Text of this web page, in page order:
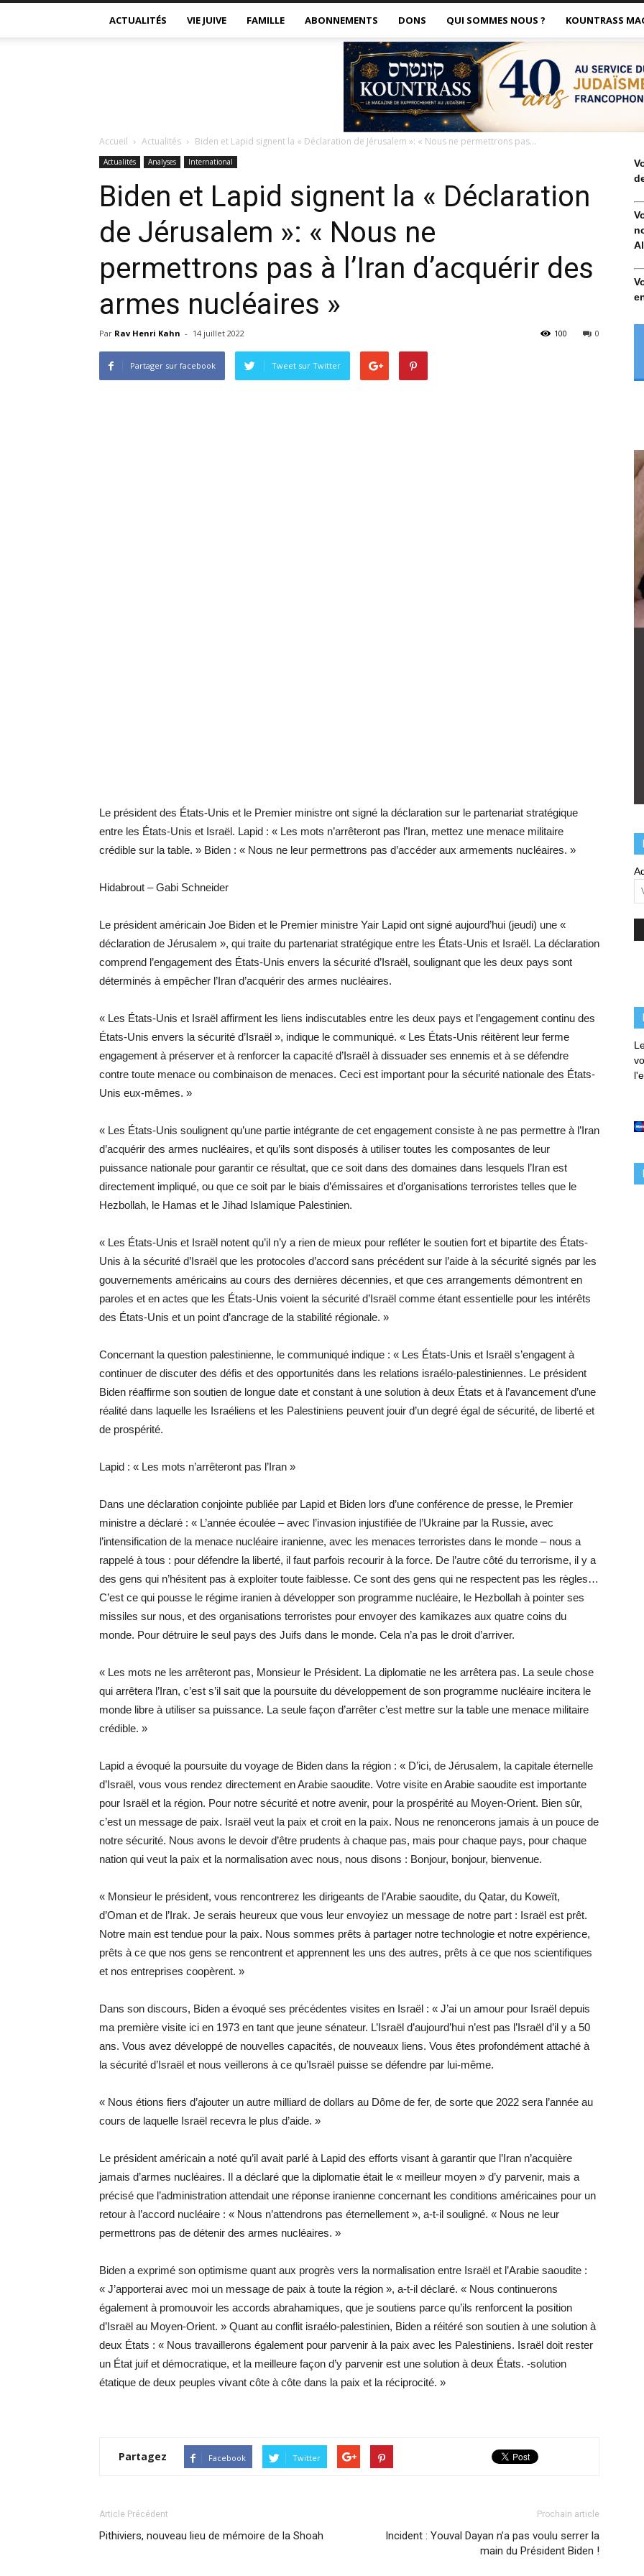
ACTUALITÉS VIE JUIVE FAMILLE ABONNEMENTS DONS QUI SOMMES NOUS ? KOUNTRASS
Accueil Actualités Biden et Lapid signent la « Déclaration de Jérusalem »: « Nous ne permettrons pas...
Actualités Analyses International
Biden et Lapid signent la « Déclaration
de Jérusalem »: « Nous ne
permettrons pas à l’Iran d’acquérir des
armes nucléaires »
Par Rav Henri Kahn - 14 juillet 2022 0
100
Partager sur facebook Tweet sur Twitter
Le président des États-Unis et le Premier ministre ont signé la déclaration sur le partenariat stratégique
entre les États-Unis et Israël. Lapid : « Les mots n’arrêteront pas l’Iran, mettez une menace militaire
crédible sur la table. » Biden : « Nous ne leur permettrons pas d’accéder aux armements nucléaires. »
Hidabrout – Gabi Schneider
Le président américain Joe Biden et le Premier ministre Yair Lapid ont signé aujourd’hui (jeudi) une «
déclaration de Jérusalem », qui traite du partenariat stratégique entre les États-Unis et Israël. La déclaration
comprend l’engagement des États-Unis envers la sécurité d’Israël, soulignant que les deux pays sont
déterminés à empêcher l’Iran d’acquérir des armes nucléaires.
« Les États-Unis et Israël affirment les liens indiscutables entre les deux pays et l’engagement continu des
États-Unis envers la sécurité d’Israël », indique le communiqué. « Les États-Unis réitèrent leur ferme
engagement à préserver et à renforcer la capacité d’Israël à dissuader ses ennemis et à se défendre
contre toute menace ou combinaison de menaces. Ceci est important pour la sécurité nationale des États-
Unis eux-mêmes. »
« Les États-Unis soulignent qu’une partie intégrante de cet engagement consiste à ne pas permettre à l’Iran
d’acquérir des armes nucléaires, et qu’ils sont disposés à utiliser toutes les composantes de leur
puissance nationale pour garantir ce résultat, que ce soit dans des domaines dans lesquels l’Iran est
directement impliqué, ou que ce soit par le biais d’émissaires et d’organisations terroristes telles que le
Hezbollah, le Hamas et le Jihad Islamique Palestinien.
« Les États-Unis et Israël notent qu’il n’y a rien de mieux pour refléter le soutien fort et bipartite des États-
Unis à la sécurité d’Israël que les protocoles d’accord sans précédent sur l’aide à la sécurité signés par les
gouvernements américains au cours des dernières décennies, et que ces arrangements démontrent en
paroles et en actes que les États-Unis voient la sécurité d’Israël comme étant essentielle pour les intérêts
des États-Unis et un point d’ancrage de la stabilité régionale. »
Concernant la question palestinienne, le communiqué indique : « Les États-Unis et Israël s’engagent à
continuer de discuter des défis et des opportunités dans les relations israélo-palestiniennes. Le président
Biden réaffirme son soutien de longue date et constant à une solution à deux États et à l’avancement d’une
réalité dans laquelle les Israéliens et les Palestiniens peuvent jouir d’un degré égal de sécurité, de liberté et
de prospérité.
Lapid : « Les mots n’arrêteront pas l’Iran »
Dans une déclaration conjointe publiée par Lapid et Biden lors d’une conférence de presse, le Premier
ministre a déclaré : « L’année écoulée – avec l’invasion injustifiée de l’Ukraine par la Russie, avec
l’intensification de la menace nucléaire iranienne, avec les menaces terroristes dans le monde – nous a
rappelé à tous : pour défendre la liberté, il faut parfois recourir à la force. De l’autre côté du terrorisme, il y a
des gens qui n’hésitent pas à exploiter toute faiblesse. Ce sont des gens qui ne respectent pas les règles…
C’est ce qui pousse le régime iranien à développer son programme nucléaire, le Hezbollah à pointer ses
missiles sur nous, et des organisations terroristes pour envoyer des kamikazes aux quatre coins du
monde. Pour détruire le seul pays des Juifs dans le monde. Cela n’a pas le droit d’arriver.
« Les mots ne les arrêteront pas, Monsieur le Président. La diplomatie ne les arrêtera pas. La seule chose
qui arrêtera l’Iran, c’est s’il sait que la poursuite du développement de son programme nucléaire incitera le
monde libre à utiliser sa puissance. La seule façon d’arrêter c’est mettre sur la table une menace militaire
crédible. »
Lapid a évoqué la poursuite du voyage de Biden dans la région : « D’ici, de Jérusalem, la capitale éternelle
d’Israël, vous vous rendez directement en Arabie saoudite. Votre visite en Arabie saoudite est importante
pour Israël et la région. Pour notre sécurité et notre avenir, pour la prospérité au Moyen-Orient. Bien sûr,
c’est un message de paix. Israël veut la paix et croit en la paix. Nous ne renoncerons jamais à un pouce de
notre sécurité. Nous avons le devoir d’être prudents à chaque pas, mais pour chaque pays, pour chaque
nation qui veut la paix et la normalisation avec nous, nous disons : Bonjour, bonjour, bienvenue.
« Monsieur le président, vous rencontrerez les dirigeants de l’Arabie saoudite, du Qatar, du Koweït,
d’Oman et de l’Irak. Je serais heureux que vous leur envoyiez un message de notre part : Israël est prêt.
Notre main est tendue pour la paix. Nous sommes prêts à partager notre technologie et notre expérience,
prêts à ce que nos gens se rencontrent et apprennent les uns des autres, prêts à ce que nos scientifiques
et nos entreprises coopèrent. »
Dans son discours, Biden a évoqué ses précédentes visites en Israël : « J’ai un amour pour Israël depuis
ma première visite ici en 1973 en tant que jeune sénateur. L’Israël d’aujourd’hui n’est pas l’Israël d’il y a 50
ans. Vous avez développé de nouvelles capacités, de nouveaux liens. Vous êtes profondément attaché à
la sécurité d’Israël et nous veillerons à ce qu’Israël puisse se défendre par lui-même.
« Nous étions fiers d’ajouter un autre milliard de dollars au Dôme de fer, de sorte que 2022 sera l’année au
cours de laquelle Israël recevra le plus d’aide. »
Le président américain a noté qu’il avait parlé à Lapid des efforts visant à garantir que l’Iran n’acquière
jamais d’armes nucléaires. Il a déclaré que la diplomatie était le « meilleur moyen » d’y parvenir, mais a
précisé que l’administration attendait une réponse iranienne concernant les conditions américaines pour un
retour à l’accord nucléaire : « Nous n’attendrons pas éternellement », a-t-il souligné. « Nous ne leur
permettrons pas de détenir des armes nucléaires. »
Biden a exprimé son optimisme quant aux progrès vers la normalisation entre Israël et l’Arabie saoudite :
« J’apporterai avec moi un message de paix à toute la région », a-t-il déclaré. « Nous continuerons
également à promouvoir les accords abrahamiques, que je soutiens parce qu’ils renforcent la position
d’Israël au Moyen-Orient. » Quant au conflit israélo-palestinien, Biden a réitéré son soutien à une solution à
deux États : « Nous travaillerons également pour parvenir à la paix avec les Palestiniens. Israël doit rester
un État juif et démocratique, et la meilleure façon d’y parvenir est une solution à deux États. -solution
étatique de deux peuples vivant côte à côte dans la paix et la réciprocité. »
Partagez Facebook Twitter
Article Précédent
Pithiviers, nouveau lieu de mémoire de la Shoah
Prochain article
Incident : Youval Dayan n’a pas voulu serrer la
main du Président Biden !